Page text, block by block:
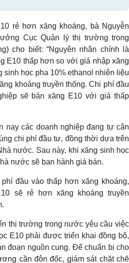
rẻ hơn xăng khoáng, bà Nguyễn
Cục Quản lý thị trường trong
cho biết: “Nguyên nhân chính là
E10 thấp hơn so với giá nhập xăng
sinh học pha 10% ethanol nhiên liệu
khoáng truyền thống. Chi phí đầu
sẽ bán xăng E10 với giá thấp
nay các doanh nghiệp đang tự cân
chi phí đầu tư, đồng thời dựa trên
nước. Sau này, khi xăng sinh học
nước sẽ ban hành giá bán.
đầu vào thấp hơn xăng khoáng,
sẽ rẻ hơn xăng khoáng truyền
thị trường trong nước yêu cầu việc
E10 phải được triển khai đồng bộ,
đoạn nguồn cung. Để chuẩn bị cho
cần đôn đốc, giám sát chặt chẽ